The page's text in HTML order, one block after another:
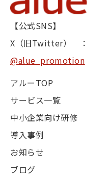
【公式SNS】
X（旧Twitter） ：
@alue_promotion
アルーTOP
サービス一覧
中小企業向け研修
導入事例
お知らせ
ブログ